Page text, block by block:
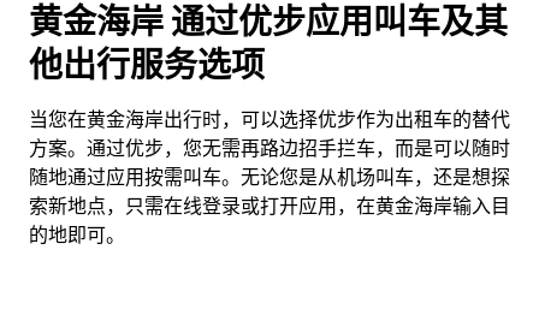
黄金海岸 通过优步应用叫车及其
他出行服务选项
当您在黄金海岸出行时，可以选择优步作为出租车的替代
方案。通过优步，您无需再路边招手拦车，而是可以随时
随地通过应用按需叫车。无论您是从机场叫车，还是想探
索新地点，只需在线登录或打开应用，在黄金海岸输入目
的地即可。